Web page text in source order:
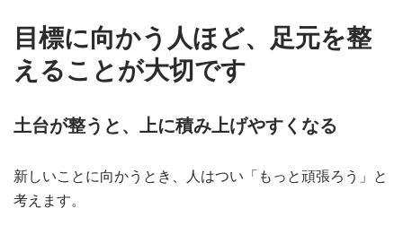
目標に向かう人ほど、足元を整
えることが大切です
土台が整うと、上に積み上げやすくなる
新しいことに向かうとき、人はつい「もっと頑張ろう」と
考えます。